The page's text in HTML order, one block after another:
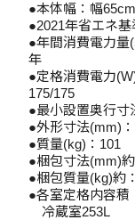
●本体幅：幅65cm
●2021年省エネ
●年間消費電力量
年
●定格消費電力
175/175
●最小設置奥行寸
●外形寸法(mm)
●質量(kg)：101
●梱包寸法(mm)
●梱包質量(kg)約
●各室定格内容積
冷蔵室253L